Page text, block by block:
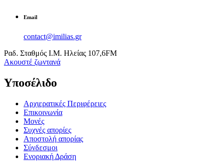
Email
contact@imilias.gr
Ραδ. Σταθμός Ι.Μ. Ηλείας 107,6FM
Aκουστέ ζωντανά
Υποσέλιδο
Αρχιερατικές Περιφέρειες
Επικοινωνία
Μονές
Συχνές απορίες
Αποστολή απορίας
Σύνδεσμοι
Ενοριακή Δράση